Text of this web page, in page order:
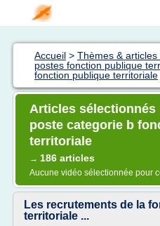
Accueil > Thèmes &
postes fonction publique
fonction publique territoriale
Articles sélectionnés
poste categorie b
territoriale
→ 186 articles
Aucune vidéo sélectionnée pour
Les recrutements de la
territoriale ...